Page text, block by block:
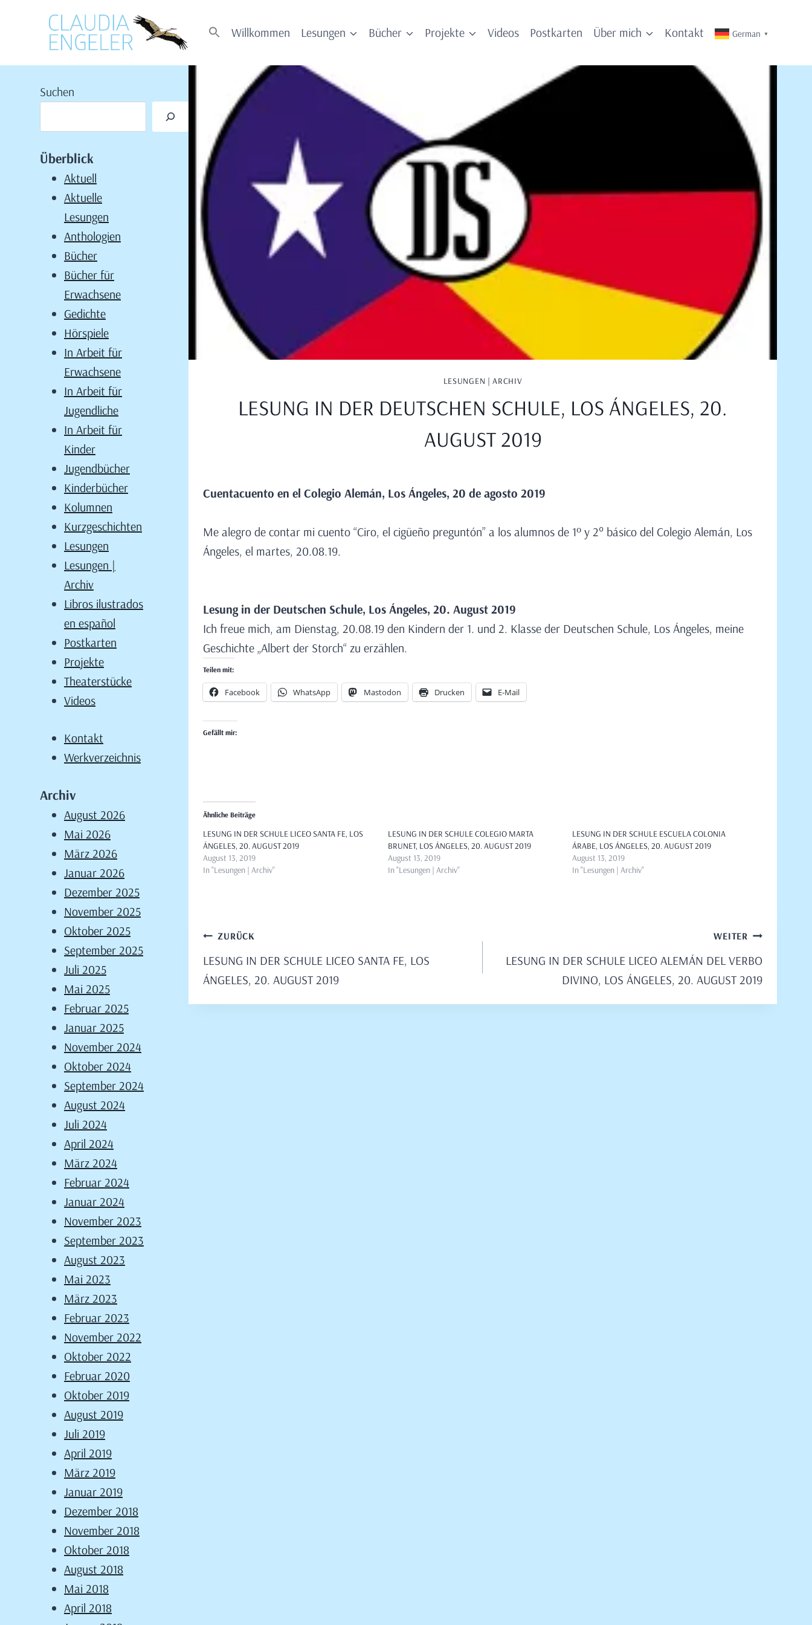
Willkommen Lesungen Bücher Projekte Videos Postkarten Über mich Kontakt German ▼
LESUNGEN | ARCHIV
LESUNG IN DER DEUTSCHEN SCHULE, LOS ÁNGELES, 20.
AUGUST 2019
Cuentacuento en el Colegio Alemán, Los Ángeles, 20 de agosto 2019
Me alegro de contar mi cuento “Ciro, el cigüeño preguntón” a los alumnos de 1º y 2° básico del Colegio Alemán, Los
Ángeles, el martes, 20.08.19.
Lesung in der Deutschen Schule, Los Ángeles, 20. August 2019
Ich freue mich, am Dienstag, 20.08.19 den Kindern der 1. und 2. Klasse der Deutschen Schule, Los Ángeles, meine
Geschichte „Albert der Storch“ zu erzählen.
Teilen mit:
Facebook WhatsApp Mastodon Drucken E-Mail
Gefällt mir:
Ähnliche Beiträge
LESUNG IN DER SCHULE LICEO SANTA FE, LOS
ÁNGELES, 20. AUGUST 2019
August 13, 2019
In "Lesungen | Archiv"
LESUNG IN DER SCHULE COLEGIO MARTA
BRUNET, LOS ÁNGELES, 20. AUGUST 2019
August 13, 2019
In "Lesungen | Archiv"
LESUNG IN DER SCHULE ESCUELA COLONIA
ÁRABE, LOS ÁNGELES, 20. AUGUST 2019
August 13, 2019
In "Lesungen | Archiv"
Beitragsnavigation
ZURÜCK
LESUNG IN DER SCHULE LICEO SANTA FE, LOS
ÁNGELES, 20. AUGUST 2019
WEITER
LESUNG IN DER SCHULE LICEO ALEMÁN DEL VERBO
DIVINO, LOS ÁNGELES, 20. AUGUST 2019
Suchen
Überblick
Aktuell
Aktuelle
Lesungen
Anthologien
Bücher
Bücher für
Erwachsene
Gedichte
Hörspiele
In Arbeit für
Erwachsene
In Arbeit für
Jugendliche
In Arbeit für
Kinder
Jugendbücher
Kinderbücher
Kolumnen
Kurzgeschichten
Lesungen
Lesungen |
Archiv
Libros ilustrados
en español
Postkarten
Projekte
Theaterstücke
Videos
Kontakt
Werkverzeichnis
Archiv
August 2026
Mai 2026
März 2026
Januar 2026
Dezember 2025
November 2025
Oktober 2025
September 2025
Juli 2025
Mai 2025
Februar 2025
Januar 2025
November 2024
Oktober 2024
September 2024
August 2024
Juli 2024
April 2024
März 2024
Februar 2024
Januar 2024
November 2023
September 2023
August 2023
Mai 2023
März 2023
Februar 2023
November 2022
Oktober 2022
Februar 2020
Oktober 2019
August 2019
Juli 2019
April 2019
März 2019
Januar 2019
Dezember 2018
November 2018
Oktober 2018
August 2018
Mai 2018
April 2018